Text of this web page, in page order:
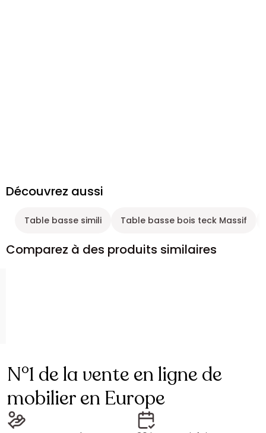
Découvrez aussi
Table basse simili Table basse bois teck Massif
Comparez à des produits similaires
N°1 de la vente en ligne de
mobilier en Europe